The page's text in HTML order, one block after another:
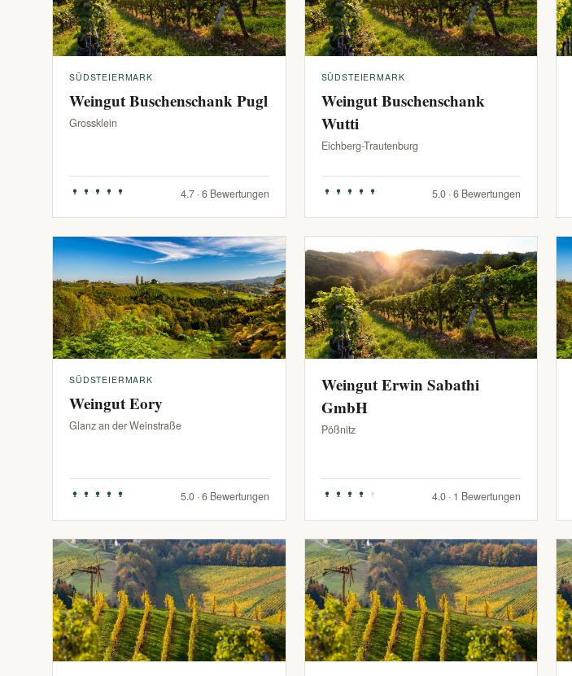
SÜDSTEIERMARK
Weingut Buschenschank Pugl
Grossklein
4.7 · 6 Bewertungen
SÜDSTEIERMARK
Weingut Buschenschank
Wutti
Eichberg-Trautenburg
5.0 · 6 Bewertungen
SÜDSTEIERMARK
Weingut Eory
Glanz an der Weinstraße
5.0 · 6 Bewertungen
Weingut Erwin Sabathi
GmbH
Pößnitz
4.0 · 1 Bewertungen